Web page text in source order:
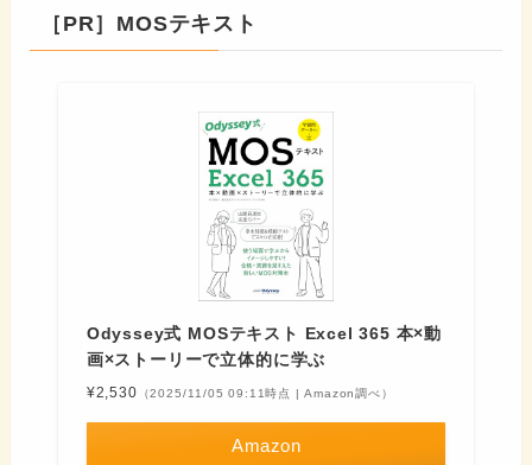
［PR］MOSテキスト
Odyssey式 MOSテキスト Excel 365 本×動
画×ストーリーで立体的に学ぶ
¥2,530 （2025/11/05 09:11時点 | Amazon調べ）
Amazon